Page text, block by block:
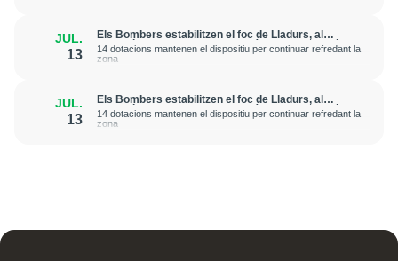
JUL.
13
Els Bombers estabilitzen el foc de Lladurs, al
Solsonès, que ha afectat 2 hectàrees de superfície
vegetal
14 dotacions mantenen el dispositiu per continuar refredant la
zona
JUL.
13
Els Bombers estabilitzen el foc de Lladurs, al
Solsonès, que ha afectat 2 hectàrees de superfície
vegetal
14 dotacions mantenen el dispositiu per continuar refredant la
zona